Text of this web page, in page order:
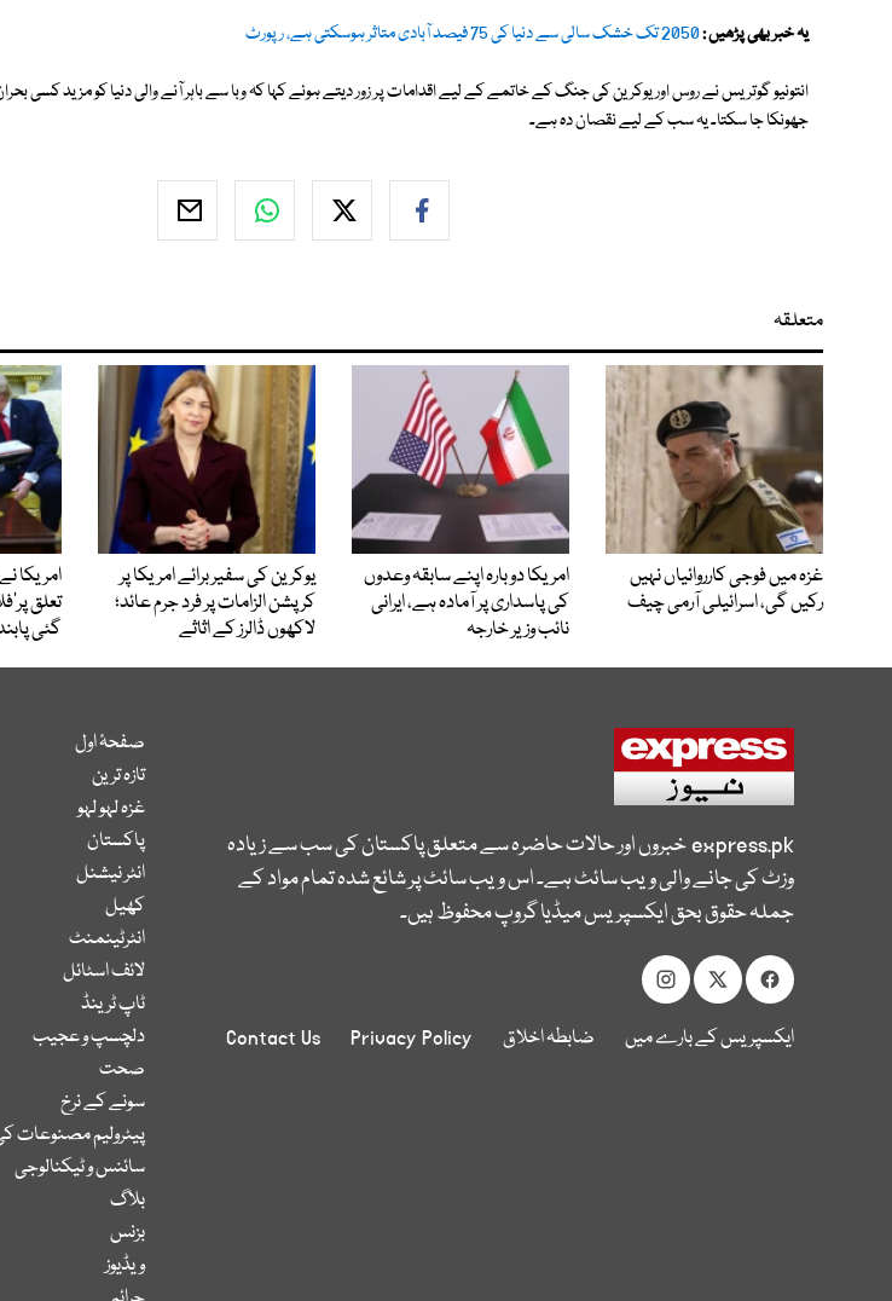
یہ خبر بھی پڑھیں :2050 تک خشک سالی سے دنیا کی 75 فیصد آبادی متاثر ہوسکتی ہے، رپورٹ
انتونیو گوتریس نے روس اور یوکرین کی جنگ کے خاتمے کے لیے اقدامات پر زور دیتے ہوئے کہا کہ وبا سے باہر آنے والی دنیا کو مزید کسی
جھونکا جا سکتا۔ یہ سب کے لیے نقصان دہ ہے۔
متعلقہ
غزہ میں فوجی کارروائیاں نہیں
رکیں گی، اسرائیلی آرمی چیف
امریکا دوبارہ اپنے سابقہ وعدوں
کی پاسداری پر آمادہ ہے، ایرانی
نائب وزیر خارجہ
یوکرین کی سفیر برائے امریکا پر
کرپشن الزامات پر فرد جرم عائد؛
لاکھوں ڈالرز کے اثاثے
امریکا
تعلق
گئی
express.pkخبروں اور حالات حاضرہ سے متعلق پاکستان کی سب سے زیادہ
وزٹ کی جانے والی ویب سائٹ ہے۔ اس ویب سائٹ پر شائع شدہ تمام مواد کے
جملہ حقوق بحق ایکسپریس میڈیا گروپ محفوظ ہیں۔
ایکسپریس کے بارے میں ضابطہ اخلاق Privacy Policy
Contact Us
صفحۂ اول
تازہ ترین
غزہ لہو لہو
پاکستان
انٹر نیشنل
کھیل
انٹرٹینمنٹ
لائف اسٹائل
ٹاپ ٹرینڈ
دلچسپ و عجیب
صحت
سونے کے نرخ
پیٹرولیم مصنوعات
سائنس و ٹیکنالوجی
بلاگ
بزنس
ویڈیوز